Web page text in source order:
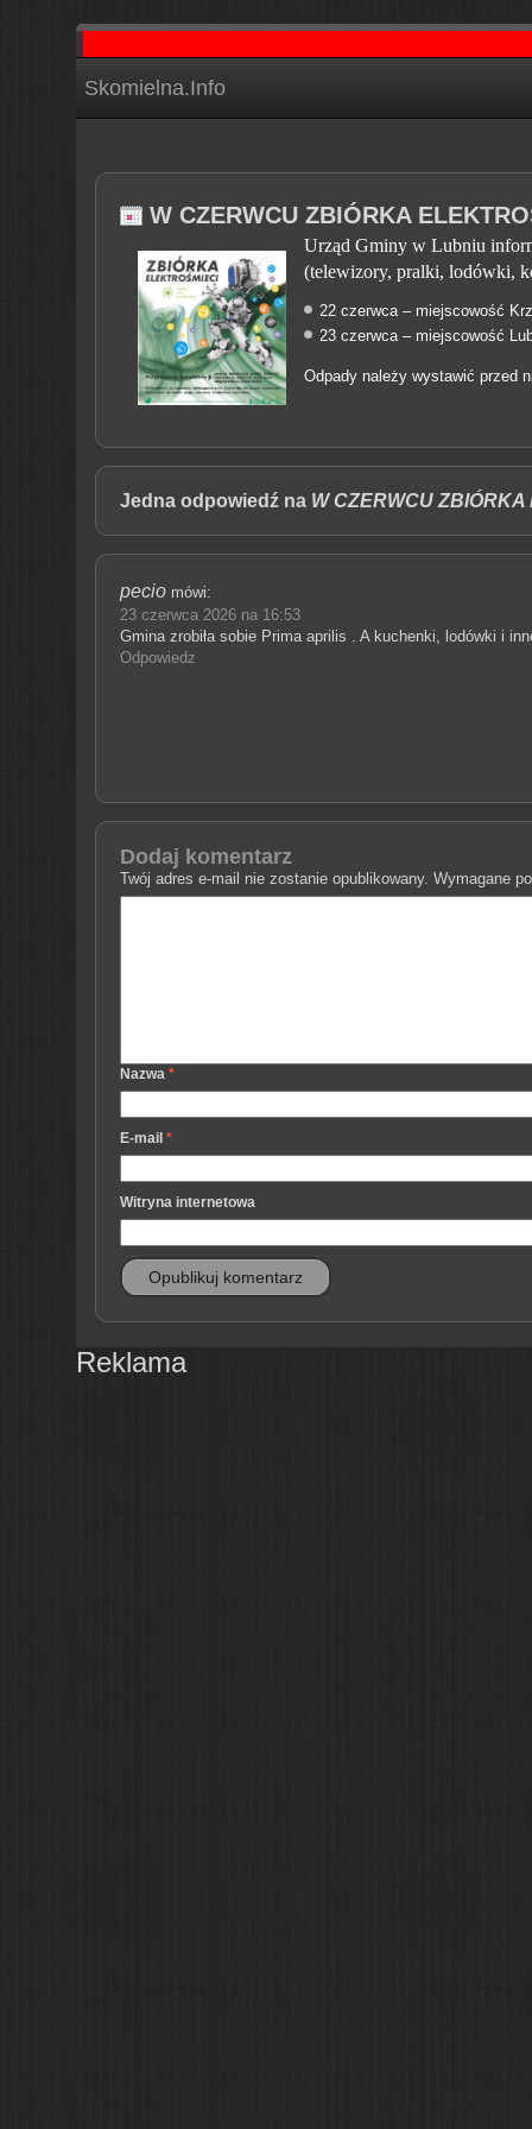
Skomielna.Info
W CZERWCU ZBIÓRKA
Urząd Gminy w Lubniu
(telewizory, pralki, lodówki,
22 czerwca – miejscowość
23 czerwca – miejscowość
Odpady należy wystawić przed
Jedna odpowiedź na W CZERWCU ZBIÓRKA
pecio mówi:
23 czerwca 2026 na 16:53
Gmina zrobiła sobie Prima aprilis . A kuchenki, lodówki i
Odpowiedz
Dodaj komentarz
Twój adres e-mail nie zostanie opublikowany. Wymagane
Nazwa *
E-mail *
Witryna internetowa
Reklama